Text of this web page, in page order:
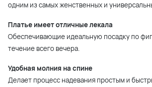
одним из самых женственных и
Платье имеет отличные лекала
Обеспечивающие идеальную посадку по
течение всего вечера.
Удобная молния на спине
Делает процесс надевания простым и